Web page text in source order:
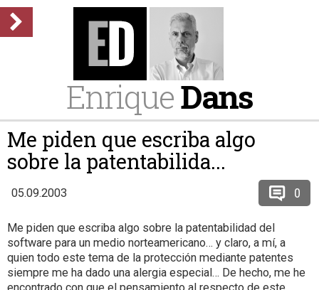
EnriqueDans
Me piden que escriba algo
sobre la patentabilida...
05.09.2003 0
Me piden que escriba algo sobre la patentabilidad del
software para un medio norteamericano… y claro, a mí, a
quien todo este tema de la protección mediante patentes
siempre me ha dado una alergia especial… De hecho, me he